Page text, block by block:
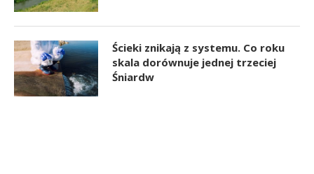
Ścieki znikają z systemu. Co roku
skala dorównuje jednej trzeciej
Śniardw